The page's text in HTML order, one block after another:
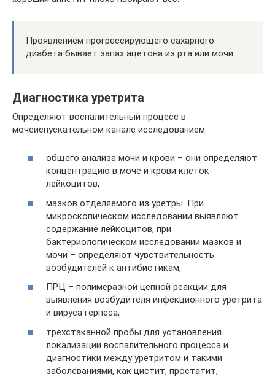
Проявлением прогрессирующего сахарного
диабета бывает запах ацетона из рта или мочи.
Диагностика уретрита
Определяют воспалительный процесс в
мочеиспускательном канале исследованием:
общего анализа мочи и крови – они определяют
концентрацию в моче и крови клеток-
лейкоцитов,
мазков отделяемого из уретры. При
микроскопическом исследовании выявляют
содержание лейкоцитов, при
бактериологическом исследовании мазков и
мочи – определяют чувствительность
возбудителей к антибиотикам,
ПРЦ – полимеразной цепной реакции для
выявления возбудителя инфекционного уретрита
и вируса герпеса,
трехстаканной пробы для установления
локализации воспалительного процесса и
диагностики между уретритом и такими
заболеваниями, как цистит, простатит,